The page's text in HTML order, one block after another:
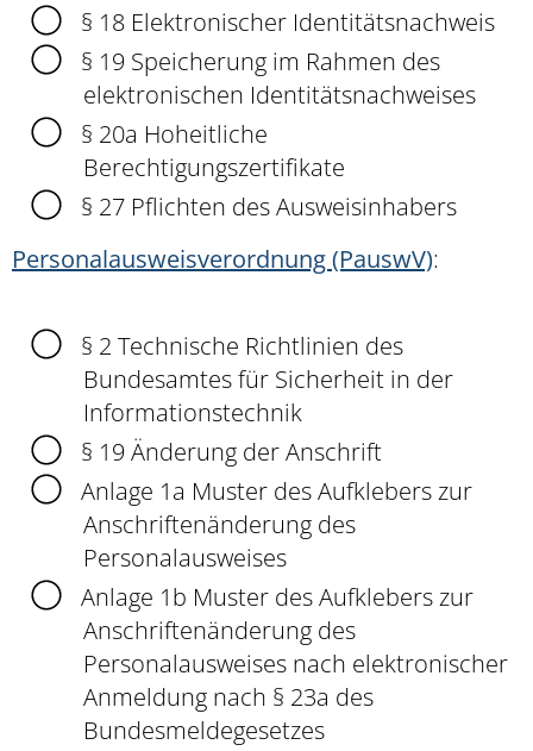
§ 18 Elektronischer Identitätsnachweis
§ 19 Speicherung im Rahmen des
elektronischen Identitätsnachweises
§ 20a Hoheitliche
Berechtigungszertifikate
§ 27 Pflichten des Ausweisinhabers
Personalausweisverordnung (PauswV):
§ 2 Technische Richtlinien des
Bundesamtes für Sicherheit in der
Informationstechnik
§ 19Änderung der Anschrift
Anlage 1a Muster des Aufklebers zur
Anschriftenänderung des
Personalausweises
Anlage 1b Muster des Aufklebers zur
Anschriftenänderung des
Personalausweises nach elektronischer
Anmeldung nach § 23a des
Bundesmeldegesetzes